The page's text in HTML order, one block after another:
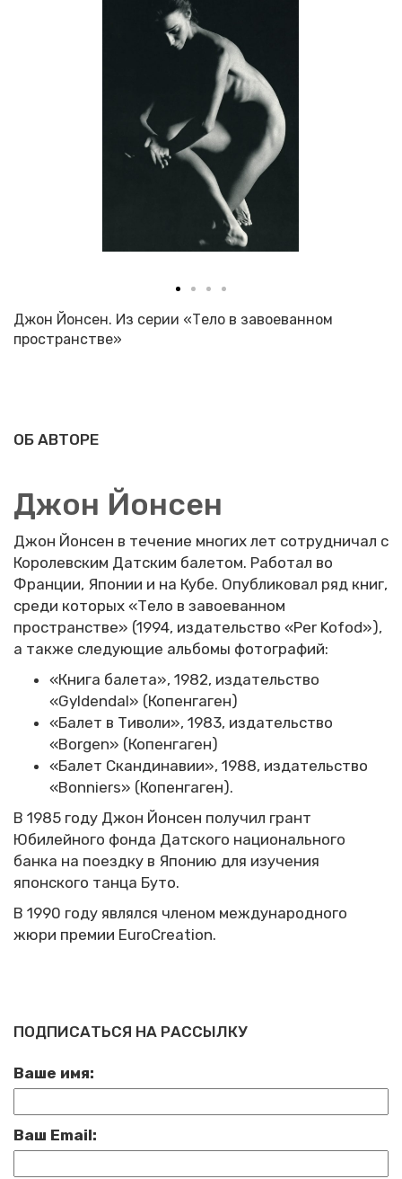
Джон Йонсен. Из серии «Тело в завоеванном
пространстве»
ОБ АВТОРЕ
Джон Йонсен
Джон Йонсен в течение многих лет сотрудничал с
Королевским Датским балетом. Работал во
Франции, Японии и на Кубе. Опубликовал ряд книг,
среди которых «Тело в завоеванном
пространстве» (1994, издательство «Per Kofod»),
а также следующие альбомы фотографий:
«Книга балета», 1982, издательство
«Gyldendal» (Копенгаген)
«Балет в Тиволи», 1983, издательство
«Borgen» (Копенгаген)
«Балет Скандинавии», 1988, издательство
«Bonniers» (Копенгаген).
В 1985 году Джон Йонсен получил грант
Юбилейного фонда Датского национального
банка на поездку в Японию для изучения
японского танца Буто.
В 1990 году являлся членом международного
жюри премии EuroCreation.
ПОДПИСАТЬСЯ НА РАССЫЛКУ
Ваше имя:
Ваш Email: